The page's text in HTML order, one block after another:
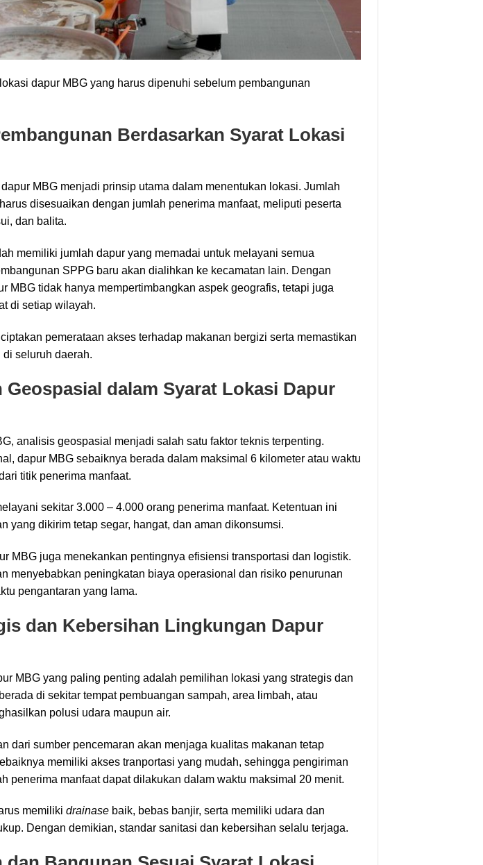
dapur MBG yang harus dipenuhi sebelum pembangunan
Berdasarkan Syarat Lokasi
MBG menjadi prinsip utama dalam menentukan lokasi. Jumlah
disesuaikan dengan jumlah penerima manfaat, meliputi peserta
dan balita.
memiliki jumlah dapur yang memadai untuk melayani semua
SPPG baru akan dialihkan ke kecamatan lain. Dengan
MBG tidak hanya mempertimbangkan aspek geografis, tetapi juga
di setiap wilayah.
pemerataan akses terhadap makanan bergizi serta memastikan
seluruh daerah.
Geospasial dalam Syarat Lokasi Dapur
analisis geospasial menjadi salah satu faktor teknis terpenting.
dapur MBG sebaiknya berada dalam maksimal 6 kilometer atau waktu
titik penerima manfaat.
sekitar 3.000 – 4.000 orang penerima manfaat. Ketentuan ini
yang dikirim tetap segar, hangat, dan aman dikonsumsi.
MBG juga menekankan pentingnya efisiensi transportasi dan logistik.
menyebabkan peningkatan biaya operasional dan risiko penurunan
pengantaran yang lama.
dan Kebersihan Lingkungan Dapur
MBG yang paling penting adalah pemilihan lokasi yang strategis dan
di sekitar tempat pembuangan sampah, area limbah, atau
polusi udara maupun air.
dari sumber pencemaran akan menjaga kualitas makanan tetap
memiliki akses tranportasi yang mudah, sehingga pengiriman
penerima manfaat dapat dilakukan dalam waktu maksimal 20 menit.
memiliki drainase baik, bebas banjir, serta memiliki udara dan
Dengan demikian, standar sanitasi dan kebersihan selalu terjaga.